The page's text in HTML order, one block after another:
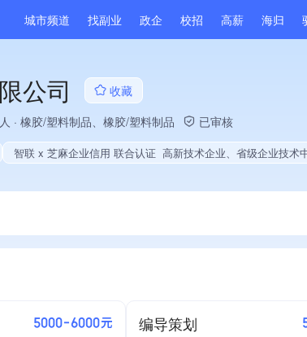
城市频道 找副业 政企 校招 高薪 海归
公司
收藏
· 橡胶/塑料制品、橡胶/塑料制品 已审核
智联 x 芝麻企业信用 联合认证 高新技术企业、省级企业技术中心、省级博士后创新实践基地、战略性新兴领域创新能力、旗下品牌同行前5%、A级纳税人、多产业布局、拥有节能环保技术、
5000-6000元 编导策划